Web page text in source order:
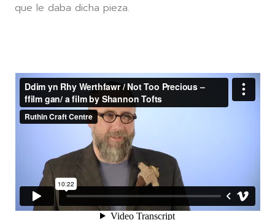
que le daba dicha pieza.